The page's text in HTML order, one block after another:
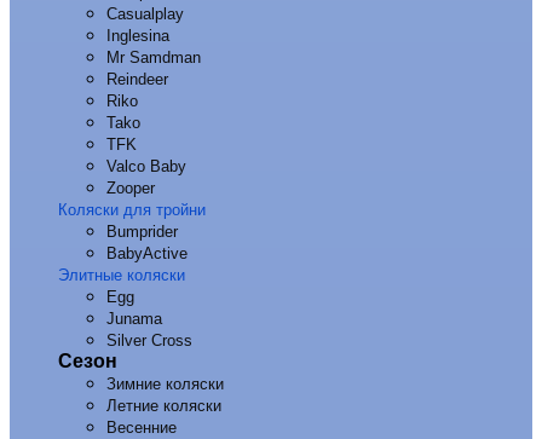
Casualplay
Inglesina
Mr Samdman
Reindeer
Riko
Tako
TFK
Valco Baby
Zooper
Коляски для тройни
Bumprider
BabyActive
Элитные коляски
Egg
Junama
Silver Cross
Сезон
Зимние коляски
Летние коляски
Весенние